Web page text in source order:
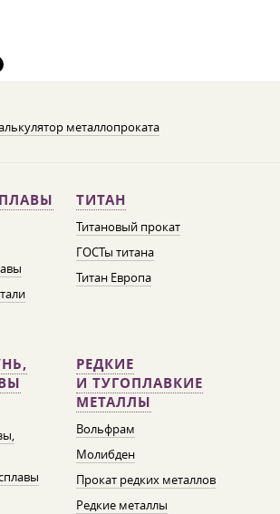
металлопроката
ТИТАН
Титановый прокат
ГОСТы титана
Титан Европа
РЕДКИЕ
И ТУГОПЛАВКИЕ
МЕТАЛЛЫ
Вольфрам
Молибден
Прокат редких металлов
Редкие металлы